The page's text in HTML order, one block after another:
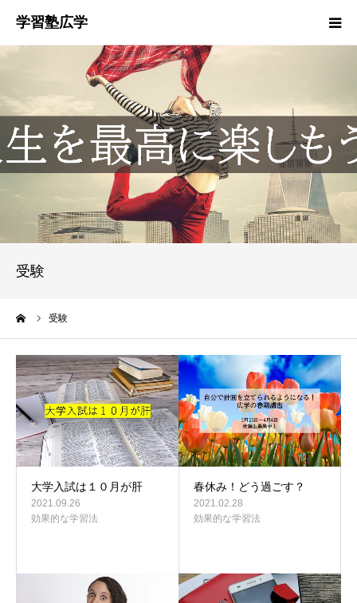
受験
受験
大学入試は１０月が肝
2021.09.26
効果的な学習法
春休み！どう過ごす？
2021.02.28
効果的な学習法
お知らせ
指導方針
お問い合わせ
ブログ